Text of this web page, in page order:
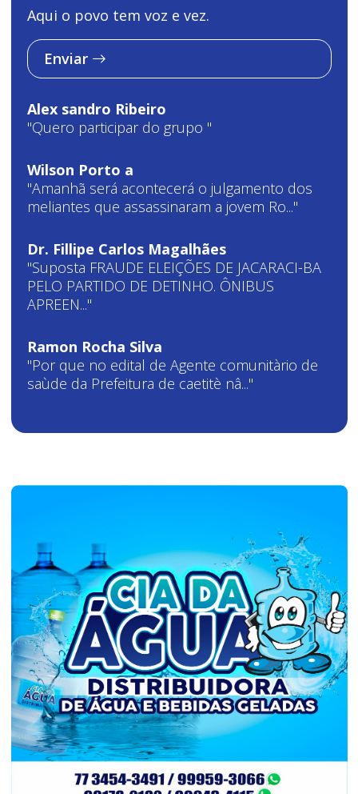
Aqui o povo tem voz e vez.
Enviar
Alex sandro Ribeiro
"Quero participar do grupo "
Wilson Porto a
"Amanhã será acontecerá o julgamento dos
meliantes que assassinaram a jovem Ro..."
Dr. Fillipe Carlos Magalhães
"Suposta FRAUDE ELEIÇÕES DE JACARACI-BA
PELO PARTIDO DE DETINHO. ÔNIBUS
APREEN..."
Ramon Rocha Silva
"Por que no edital de Agente comunitàrio de
saùde da Prefeitura de caetitè nâ..."